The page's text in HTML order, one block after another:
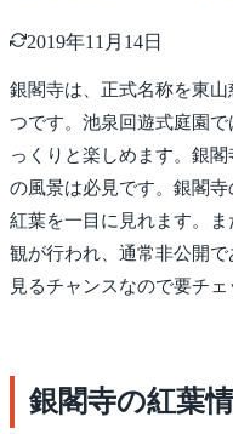
2019年11月14日
銀閣寺は、正式名称を東
つです。池泉回遊式庭園
っくりと楽しめます。銀
の風景は必見です。銀閣
紅葉を一目に見れます。
観が行われ、通常非公開
見るチャンスなので要チェ
銀閣寺の紅葉